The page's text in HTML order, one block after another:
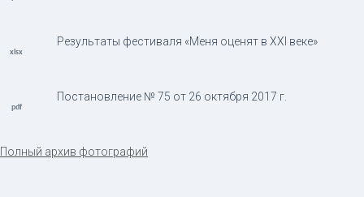
Результаты фестиваля «Меня оценят в XXI веке»
Постановление № 75 от 26 октября 2017 г.
Полный архив фотографий